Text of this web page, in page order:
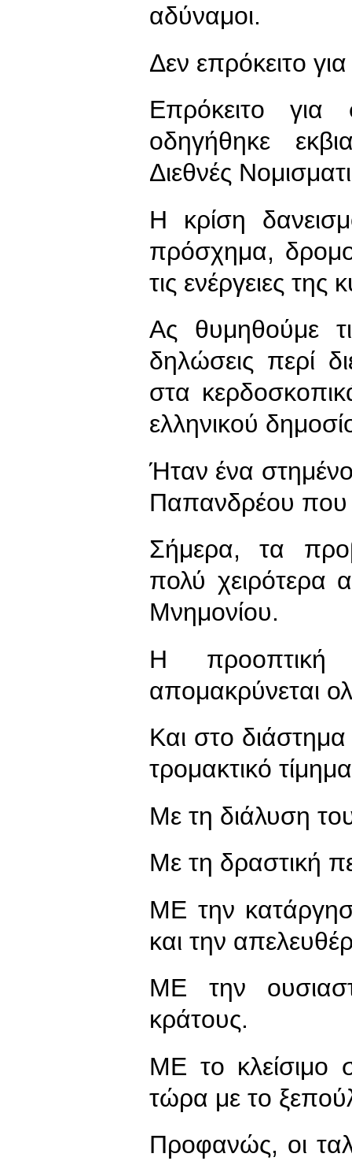
αδύναμοι.
Δεν επρόκειτο
Επρόκειτο
οδηγήθηκε
Διεθνές
Η κρίση
πρόσχημα,
τις ενέργειες της
Ας θυμηθούμε
δηλώσεις περί
στα
ελληνικού
Ήταν ένα
Παπανδρέου που
Σήμερα, τα
πολύ χειρότερα
Μνημονίου.
Η
απομακρύνεται
Και στο
τρομακτικό
Με τη διάλυση
Με τη δραστική
ΜΕ την
και την
ΜΕ την
κράτους.
ΜΕ το κλείσιμο
τώρα με το
Προφανώς, οι